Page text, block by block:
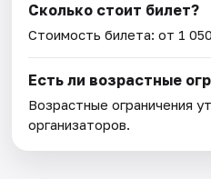
Сколько стоит билет?
Стоимость билета: от 1
Есть ли возрастные
Возрастные ограничения
организаторов.